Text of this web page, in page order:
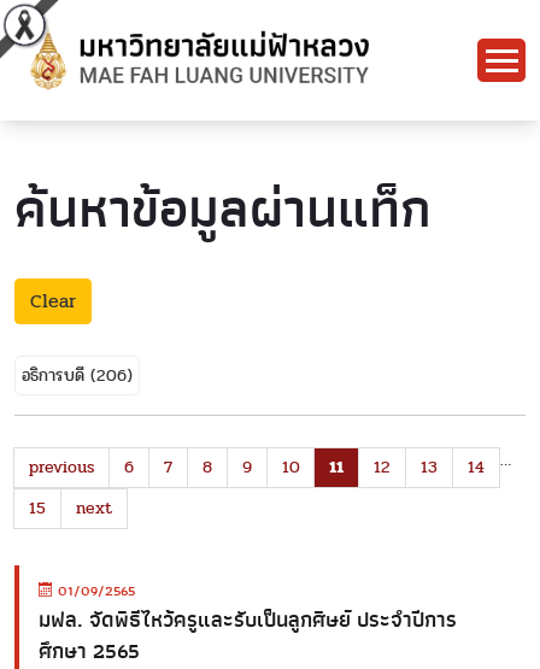
ค้นหาข้อมูลผ่านแท็ก
Clear
อธิการบดี (206)
previous …
6 7 8 9 10 11 12 13
14
15
next
01/09/2565
มฟล. จัดพิธีไหว้ครูและรับเป็นลูกศิษย์ ประจำปีการ
ศึกษา 2565